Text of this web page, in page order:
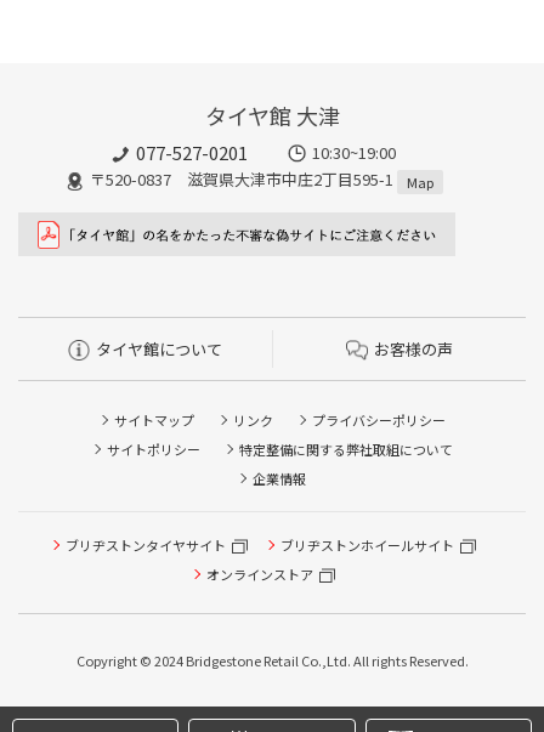
タイヤ館 大津
077-527-0201
10:30~19:00
〒520-0837 滋賀県大津市中庄2丁目595-1
Map
タイヤ館について お客様の声
サイトマップ リンク
プライバシーポリシー
サイトポリシー
特定整備に関する弊社取組について
企業情報
ブリヂストンタイヤサイト
ブリヂストンホイールサイト
オンラインストア
Copyright © 2024 Bridgestone Retail Co.,Ltd. All rights Reserved.
タイヤ点検・安全点検/タイヤ履き替え/オイル交換/その他
ピット作業の予約
本日のタイヤ履き替え順番待ち予約 ※クローク契約会員の